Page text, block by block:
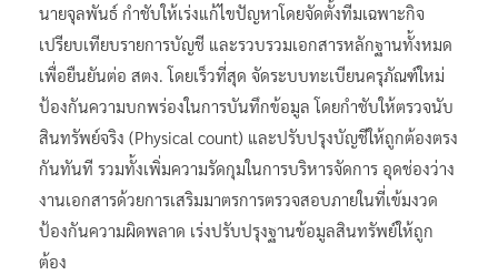
นายจุลพันธ์ กำชับให้เร่งแก้ไขปัญหาโดยจัดตั้งทีมเฉพาะกิจ
เปรียบเทียบรายการบัญชี และรวบรวมเอกสารหลักฐานทั้งหมด
เพื่อยืนยันต่อ สตง. โดยเร็วที่สุด จัดระบบทะเบียนครุภัณฑ์ใหม่
ป้องกันความบกพร่องในการบันทึกข้อมูล โดยกำชับให้ตรวจนับ
สินทรัพย์จริง (Physical count) และปรับปรุงบัญชีให้ถูกต้องตรง
กันทันที รวมทั้งเพิ่มความรัดกุมในการบริหารจัดการ อุดช่องว่าง
งานเอกสารด้วยการเสริมมาตรการตรวจสอบภายในที่เข้มงวด
ป้องกันความผิดพลาด เร่งปรับปรุงฐานข้อมูลสินทรัพย์ให้ถูก
ต้อง